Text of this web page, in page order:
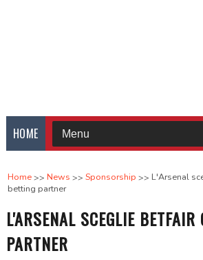
HOME
Home News Sponsorship
L'Arsenal
betting partner
L'ARSENAL SCEGLIE
PARTNER